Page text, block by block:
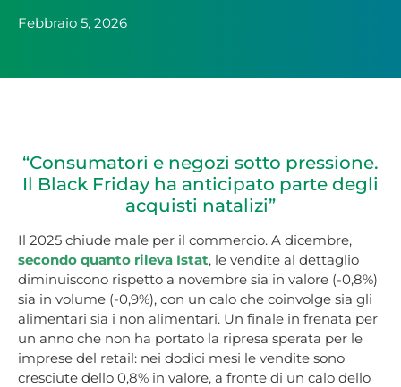
Febbraio 5, 2026
“Consumatori e negozi sotto pressione.
Il Black Friday ha anticipato parte degli
acquisti natalizi”
Il 2025 chiude male per il commercio. A dicembre,
secondo quanto rileva Istat, le vendite al dettaglio
diminuiscono rispetto a novembre sia in valore (-0,8%)
sia in volume (-0,9%), con un calo che coinvolge sia gli
alimentari sia i non alimentari. Un finale in frenata per
un anno che non ha portato la ripresa sperata per le
imprese del retail: nei dodici mesi le vendite sono
cresciute dello 0,8% in valore, a fronte di un calo dello